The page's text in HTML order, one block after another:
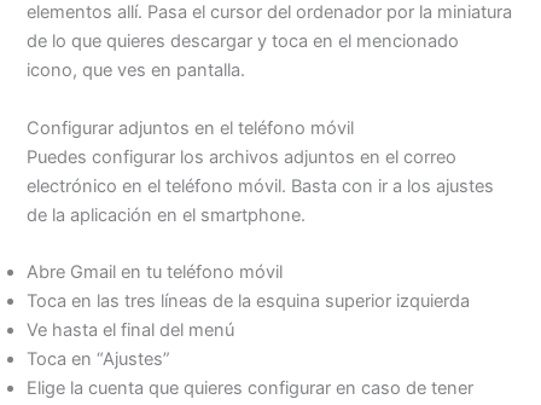
elementos allí. Pasa el cursor del ordenador por la miniatura
de lo que quieres descargar y toca en el mencionado
icono, que ves en pantalla.
Configurar adjuntos en el teléfono móvil
Puedes configurar los archivos adjuntos en el correo
electrónico en el teléfono móvil. Basta con ir a los ajustes
de la aplicación en el smartphone.
Abre Gmail en tu teléfono móvil
Toca en las tres líneas de la esquina superior izquierda
Ve hasta el final del menú
Toca en “Ajustes”
Elige la cuenta que quieres configurar en caso de tener